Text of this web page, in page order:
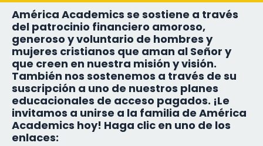
América Academics se sostiene a través
del patrocinio financiero amoroso,
generoso y voluntario de hombres y
mujeres cristianos que aman al Señor y
que creen en nuestra misión y visión.
También nos sostenemos a través de su
suscripción a uno de nuestros planes
educacionales de acceso pagados. ¡Le
invitamos a unirse a la familia de América
Academics hoy! Haga clic en uno de los
enlaces: